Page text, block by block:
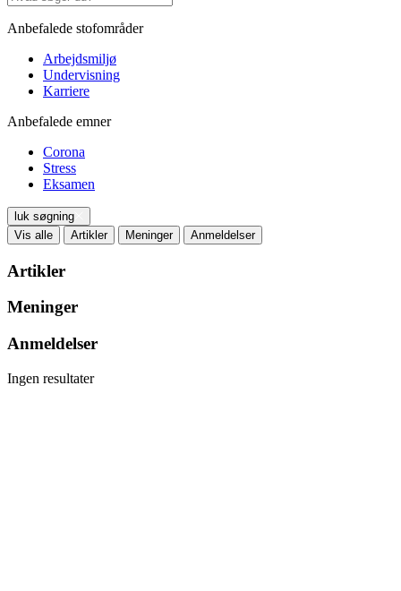
Anbefalede stofområder
Arbejdsmiljø
Undervisning
Karriere
Anbefalede emner
Corona
Stress
Eksamen
luk søgning
Vis alle
Artikler Meninger Anmeldelser
Artikler
Meninger
Anmeldelser
Ingen resultater